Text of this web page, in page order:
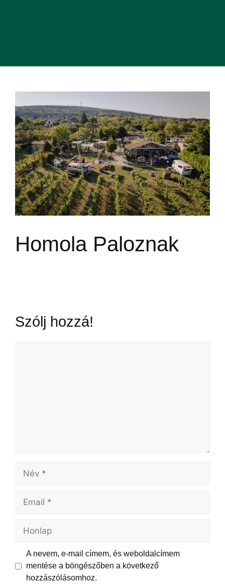
Homola Paloznak
Szólj hozzá!
A nevem, e-mail címem, és weboldalcímem
mentése a böngészőben a következő
hozzászólásomhoz.